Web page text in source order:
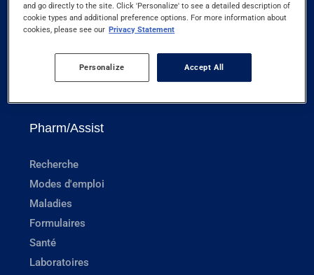
Appli mobile Votre santé
Assurance-Santé Plus
Option+<sup>MC</sup> - marque privée
Pharm/Assist
Recherche
Modes d'emploi
Maladies
Formulaires
Santé
Laboratoires
and go directly to the site. Click 'Personalize' to see a detailed description of
cookie types and additional preference options. For more information about
cookies, please see our Privacy Statement
Personalize Accept All